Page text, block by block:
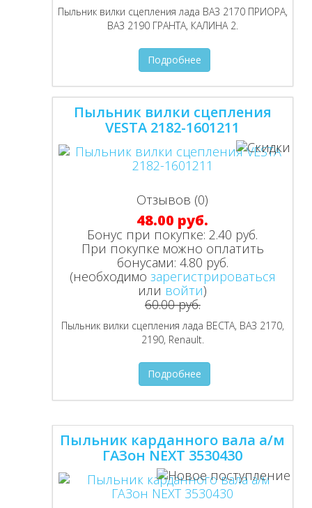
Пыльник вилки сцепления лада ВАЗ 2170 ПРИОРА,
ВАЗ 2190 ГРАНТА, КАЛИНА 2.
Подробнее
Пыльник вилки сцепления
VESTA 2182-1601211
Отзывов (0)
48.00 руб.
Бонус при покупке:2.40 руб.
При покупке можно оплатить
бонусами: 4.80 руб.
(необходимо зарегистрироваться
или войти)
60.00 руб.
Пыльник вилки сцепления лада ВЕСТА, ВАЗ 2170,
2190, Renault.
Подробнее
Пыльник карданного вала а/м
ГАЗон NEXT 3530430